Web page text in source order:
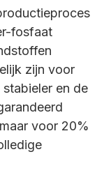
fosfaat
zijn voor
stabieler en de
voor 20%